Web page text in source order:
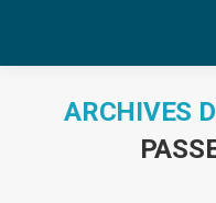
ARCHIVES